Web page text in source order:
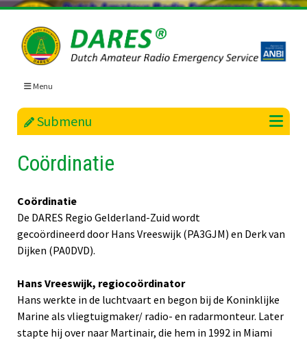
Skip
content
Menu
Submenu
Coördinatie
Coördinatie
De DARES Regio Gelderland-Zuid wordt
gecoördineerd door Hans Vreeswijk (PA3GJM) en Derk van
Dijken (PA0DVD).
Hans Vreeswijk, regiocoördinator
Hans werkte in de luchtvaart en begon bij de Koninklijke
Marine als vliegtuigmaker/ radio- en radarmonteur. Later
stapte hij over naar Martinair, die hem in 1992 in Miami